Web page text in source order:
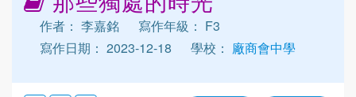
作者： 李嘉銘
寫作年級： F3
寫作日期： 2023-12-18
學校： 廠商會中學